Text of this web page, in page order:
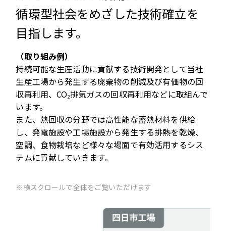
循環型社会をめざした技術確立を
目指します。
（取り組み例）
持続可能な生産活動に貢献する技術開発として当社
生産工場から発生する廃棄物の削減及び有価物の回
収再利用、CO2排気ガスの回収再利用などに取組んで
います。
また、熱回収の分野では高性能な蓄熱材料を供給
し、発電施設や工場施設から発生する排熱を乾燥、
空調、食物栽培など様々な場面で有効活用するシス
テムに貢献していきます。
※横スクロールで全体をご覧いただけます